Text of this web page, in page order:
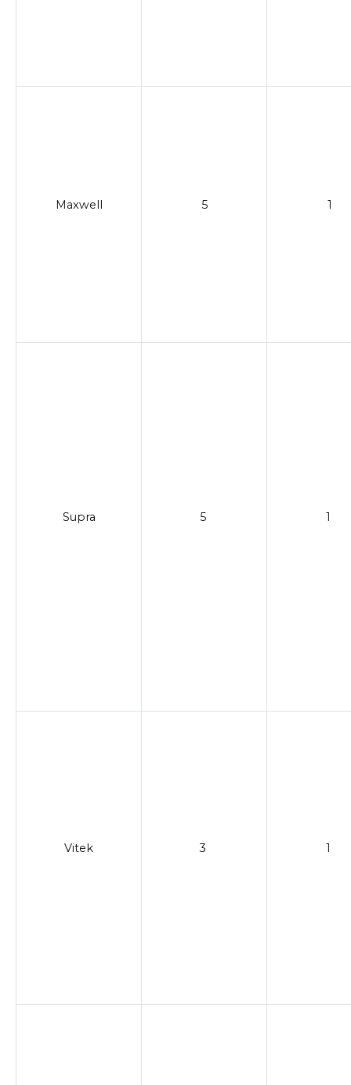
Maxwell 5 1
Supra 5 1
Vitek 3 1